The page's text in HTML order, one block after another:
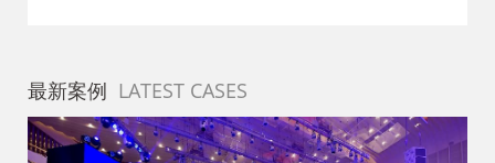
最新案例 LATEST CASES